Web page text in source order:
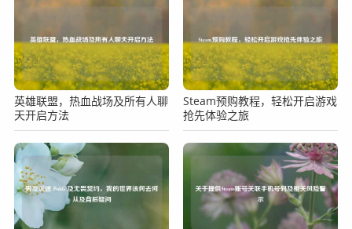
英雄联盟，热血战场及所有人聊
天开启方法
Steam预购教程，轻松开启游戏
抢先体验之旅